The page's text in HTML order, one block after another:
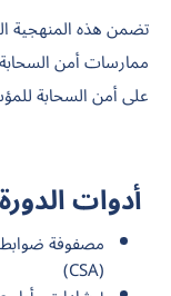
تضمن هذه المنهجية
ممارسات أمن
على أمن السحابة
أدوات
(CSA)